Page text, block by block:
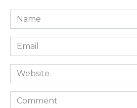
Name
*
Email
*
Website
Comment